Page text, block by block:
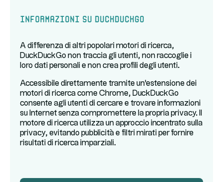
Informazioni su DuckDuckGo
A differenza di altri popolari motori di ricerca,
DuckDuckGo non traccia gli utenti, non raccoglie i
loro dati personali e non crea profili degli utenti.
Accessibile direttamente tramite un'estensione dei
motori di ricerca come Chrome, DuckDuckGo
consente agli utenti di cercare e trovare informazioni
su Internet senza compromettere la propria privacy. Il
motore di ricerca utilizza un approccio incentrato sulla
privacy, evitando pubblicità e filtri mirati per fornire
risultati di ricerca imparziali.